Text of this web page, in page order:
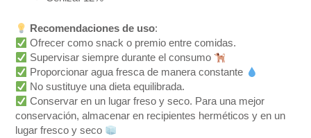
Recomendaciones de uso:
Ofrecer como snack o premio entre comidas.
Supervisar siempre durante el consumo
Proporcionar agua fresca de manera constante
No sustituye una dieta equilibrada.
Conservar en un lugar freso y seco. Para una mejor
conservación, almacenar en recipientes herméticos y en un
lugar fresco y seco